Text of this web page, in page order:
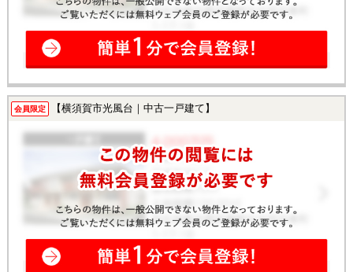
会員限定 【横須賀市光風台｜中古一戸建て】